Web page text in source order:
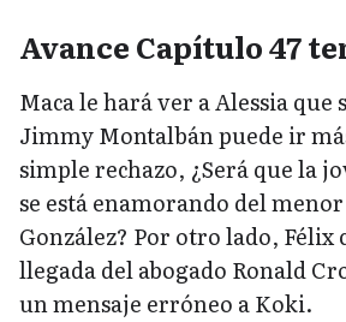
Avance Capítulo 47
Maca le hará ver a Alessia que
Jimmy Montalbán puede ir
simple rechazo, ¿Será que la
se está enamorando del
González? Por otro lado,
llegada del abogado Ronald
un mensaje erróneo a Koki.